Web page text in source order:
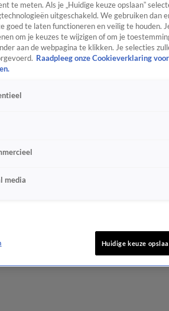
te meten. Als je „Huidige keuze opslaan”
uitgeschakeld. We gebruiken dan
goed te laten functioneren en veilig te houden.
om je keuzes te wijzigen of om je
aan de webpagina te klikken. Je selecties
Raadpleeg onze Cookieverklaring
media
Huidige keuze